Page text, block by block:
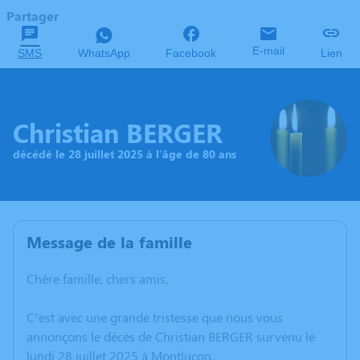
Partager
SMS WhatsApp Facebook E-mail Lien
Christian BERGER
décédé le 28 juillet 2025 à l'âge de 80 ans
Message de la famille
Chère famille, chers amis,
C’est avec une grande tristesse que nous vous
annonçons le décès de Christian BERGER survenu le
lundi 28 juillet 2025 à Montluçon.